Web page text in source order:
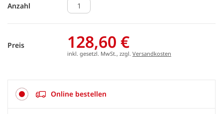
Anzahl
Preis 128,60 €
inkl. gesetzl. MwSt., zzgl. Versandkosten
Online bestellen